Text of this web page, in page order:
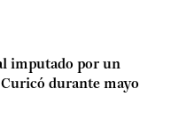
imputado por un
durante mayo